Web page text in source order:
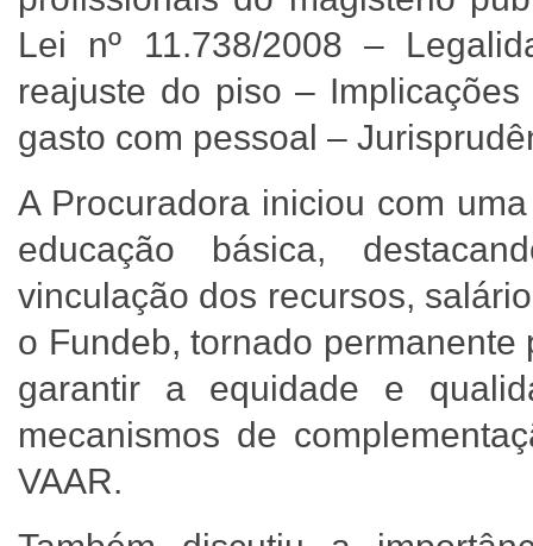
Lei nº 11.738/2008 –
reajuste do piso –
gasto com pessoal –
A Procuradora iniciou com
educação básica,
vinculação dos recursos,
o Fundeb, tornado
garantir a equidade e
mecanismos de
VAAR.